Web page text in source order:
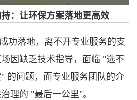
：让环保方案落地更高效
功落地，离不开专业服务的支
因缺乏技术指导，面临 "选不
的问题，而专业服务团队的介
理的 "最后一公里"。